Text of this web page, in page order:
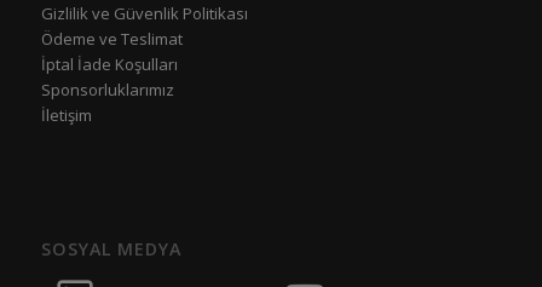
Gizlilik ve Güvenlik Politikası
Ödeme ve Teslimat
İptal İade Koşulları
Sponsorluklarımız
İletişim
SOSYAL MEDYA